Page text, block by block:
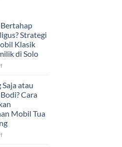
Strategi
Klasik
di Solo
on
Bertahap
atau
Sekaligus?
Strategi
Proyek
Mobil
Klasik
atau
Cara
Mobil Tua
on